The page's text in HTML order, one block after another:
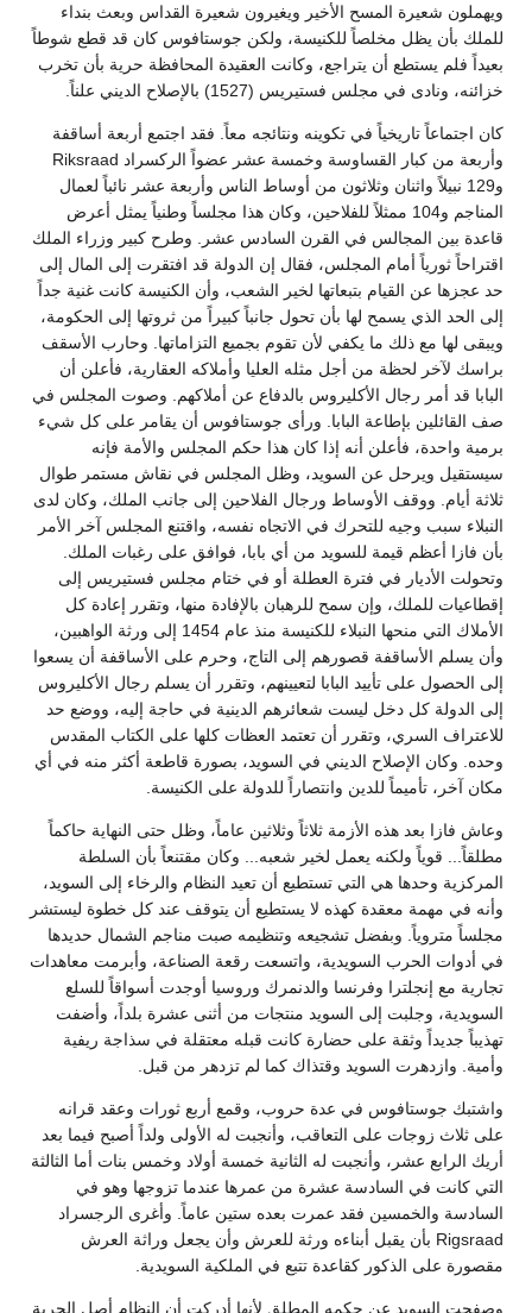
ويهملون شعيرة المسح الأخير ويغيرون شعيرة القداس وبعث بنداء
للملك بأن يظل مخلصاً للكنيسة، ولكن جوستافوس كان قد قطع شوطاً
بعيداً فلم يستطع أن يتراجع، وكانت العقيدة المحافظة حرية بأن تخرب
خزائنه، ونادى في مجلس فستيريس (1527) بالإصلاح الديني علناً.
كان اجتماعاً تاريخياً في تكوينه ونتائجه معاً. فقد اجتمع أربعة أساقفة
وأربعة من كبار القساوسة وخمسة عشر عضواً الركسراد Riksraad
و129 نبيلاً واثنان وثلاثون من أوساط الناس وأربعة عشر نائباً لعمال
المناجم و104 ممثلاً للفلاحين، وكان هذا مجلساً وطنياً يمثل أعرض
قاعدة بين المجالس في القرن السادس عشر. وطرح كبير وزراء الملك
اقتراحاً ثورياً أمام المجلس، فقال إن الدولة قد افتقرت إلى المال إلى
حد عجزها عن القيام بتبعاتها لخير الشعب، وأن الكنيسة كانت غنية جداً
إلى الحد الذي يسمح لها بأن تحول جانباً كبيراً من ثروتها إلى الحكومة،
ويبقى لها مع ذلك ما يكفي لأن تقوم بجميع التزاماتها. وحارب الأسقف
براسك لآخر لحظة من أجل مثله العليا وأملاكه العقارية، فأعلن أن
البابا قد أمر رجال الأكليروس بالدفاع عن أملاكهم. وصوت المجلس في
صف القائلين بإطاعة البابا. ورأى جوستافوس أن يقامر على كل شيء
برمية واحدة، فأعلن أنه إذا كان هذا حكم المجلس والأمة فإنه
سيستقيل ويرحل عن السويد، وظل المجلس في نقاش مستمر طوال
ثلاثة أيام. ووقف الأوساط ورجال الفلاحين إلى جانب الملك، وكان لدى
النبلاء سبب وجيه للتحرك في الاتجاه نفسه، واقتنع المجلس آخر الأمر
بأن فازا أعظم قيمة للسويد من أي بابا، فوافق على رغبات الملك.
وتحولت الأديار في فترة العطلة أو في ختام مجلس فستيريس إلى
إقطاعيات للملك، وإن سمح للرهبان بالإفادة منها، وتقرر إعادة كل
الأملاك التي منحها النبلاء للكنيسة منذ عام 1454 إلى ورثة الواهبين،
وأن يسلم الأساقفة قصورهم إلى التاج، وحرم على الأساقفة أن يسعوا
إلى الحصول على تأييد البابا لتعيينهم، وتقرر أن يسلم رجال الأكليروس
إلى الدولة كل دخل ليست شعائرهم الدينية في حاجة إليه، ووضع حد
للاعتراف السري، وتقرر أن تعتمد العظات كلها على الكتاب المقدس
وحده. وكان الإصلاح الديني في السويد، بصورة قاطعة أكثر منه في أي
مكان آخر، تأميماً للدين وانتصاراً للدولة على الكنيسة.
وعاش فازا بعد هذه الأزمة ثلاثاً وثلاثين عاماً، وظل حتى النهاية حاكماً
مطلقاً... قوياً ولكنه يعمل لخير شعبه... وكان مقتنعاً بأن السلطة
المركزية وحدها هي التي تستطيع أن تعيد النظام والرخاء إلى السويد،
وأنه في مهمة معقدة كهذه لا يستطيع أن يتوقف عند كل خطوة ليستشر
مجلساً متروياً. وبفضل تشجيعه وتنظيمه صبت مناجم الشمال حديدها
في أدوات الحرب السويدية، واتسعت رقعة الصناعة، وأبرمت معاهدات
تجارية مع إنجلترا وفرنسا والدنمرك وروسيا أوجدت أسواقاً للسلع
السويدية، وجلبت إلى السويد منتجات من أثنى عشرة بلداً، وأضفت
تهذيباً جديداً وثقة على حضارة كانت قبله معتقلة في سذاجة ريفية
وأمية. وازدهرت السويد وقتذاك كما لم تزدهر من قبل.
واشتبك جوستافوس في عدة حروب، وقمع أربع ثورات وعقد قرانه
على ثلاث زوجات على التعاقب، وأنجبت له الأولى ولداً أصبح فيما بعد
أريك الرابع عشر، وأنجبت له الثانية خمسة أولاد وخمس بنات أما الثالثة
التي كانت في السادسة عشرة من عمرها عندما تزوجها وهو في
السادسة والخمسين فقد عمرت بعده ستين عاماً. وأغرى الرجسراد
Rigsraad بأن يقبل أبناءه ورثة للعرش وأن يجعل وراثة العرش
مقصورة على الذكور كقاعدة تتبع في الملكية السويدية.
وصفحت السويد عن حكمه المطلق لأنها أدركت أن النظام أصل الحرية